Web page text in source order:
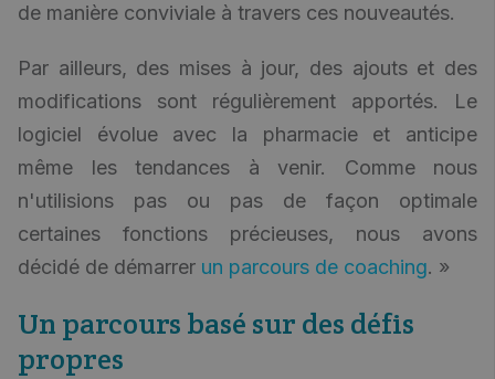
de manière conviviale à travers ces nouveautés.
Par ailleurs, des mises à jour, des ajouts et des
modifications sont régulièrement apportés. Le
logiciel évolue avec la pharmacie et anticipe
même les tendances à venir. Comme nous
n'utilisions pas ou pas de façon optimale
certaines fonctions précieuses, nous avons
décidé de démarrer un parcours de coaching. »
Un parcours basé sur des défis
propres